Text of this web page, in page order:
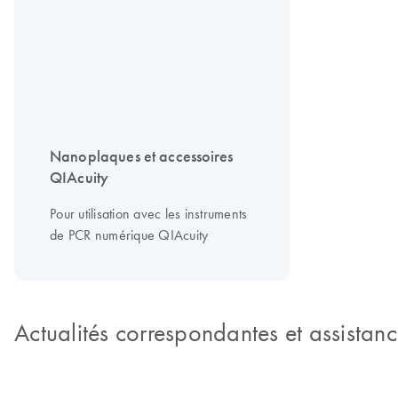
Nanoplaques et accessoires
QIAcuity
Pour utilisation avec les instruments
de PCR numérique QIAcuity
Actualités correspondantes et